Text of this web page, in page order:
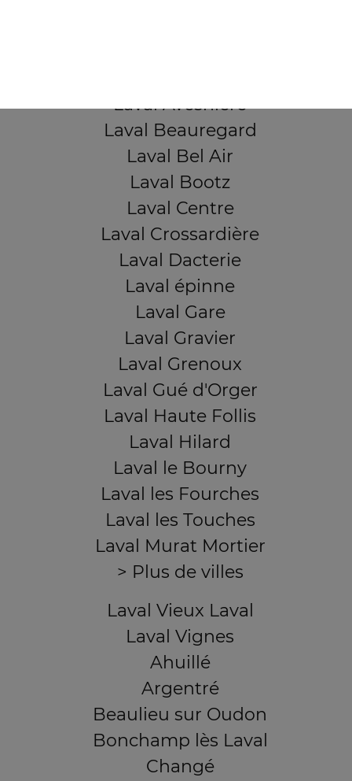
Laval Avesnière
Laval Beauregard
Laval Bel Air
Laval Bootz
Laval Centre
Laval Crossardière
Laval Dacterie
Laval épinne
Laval Gare
Laval Gravier
Laval Grenoux
Laval Gué d'Orger
Laval Haute Follis
Laval Hilard
Laval le Bourny
Laval les Fourches
Laval les Touches
Laval Murat Mortier
> Plus de villes
Laval Vieux Laval
Laval Vignes
Ahuillé
Argentré
Beaulieu sur Oudon
Bonchamp lès Laval
Changé